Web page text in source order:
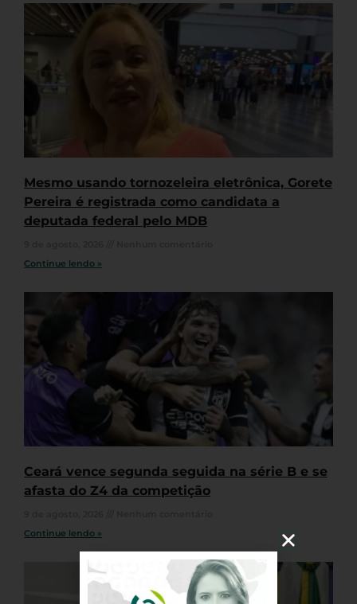
Mesmo usando tornozeleira eletrônica, Gorete
Pereira é registrada como candidata a
deputada federal pelo MDB
Continue lendo »
Ceará vence segunda seguida na série B e se
afasta do Z4 da competição
Continue lendo »